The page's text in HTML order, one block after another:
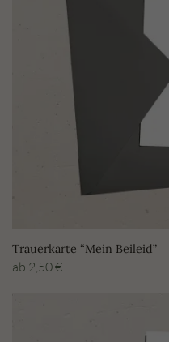
Trauerkarte “Mein Beileid”
ab 2,50€